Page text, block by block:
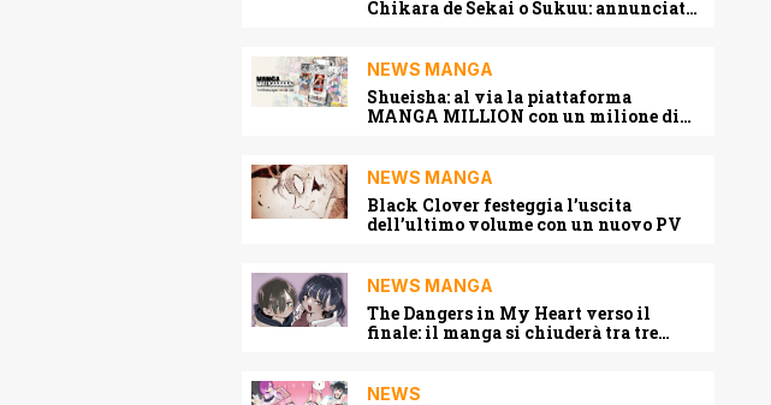
Chikara de Sekai o Sukuu: annunciato
NEWS MANGA
Shueisha: al via la piattaforma
MANGA MILLION con un milione di
NEWS MANGA
Black Clover festeggia l’uscita
dell’ultimo volume con un nuovo PV
NEWS MANGA
The Dangers in My Heart verso il
finale: il manga si chiuderà tra tre
NEWS